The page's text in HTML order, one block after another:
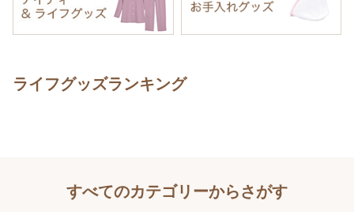
ライフグッズランキング
すべてのカテゴリーからさがす